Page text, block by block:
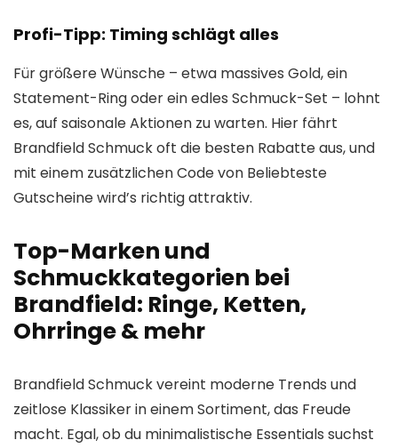
Profi-Tipp: Timing schlägt alles
Für größere Wünsche – etwa massives Gold, ein
Statement-Ring oder ein edles Schmuck-Set – lohnt
es, auf saisonale Aktionen zu warten. Hier fährt
Brandfield Schmuck oft die besten Rabatte aus, und
mit einem zusätzlichen Code von Beliebteste
Gutscheine wird’s richtig attraktiv.
Top-Marken und
Schmuckkategorien bei
Brandfield: Ringe, Ketten,
Ohrringe & mehr
Brandfield Schmuck vereint moderne Trends und
zeitlose Klassiker in einem Sortiment, das Freude
macht. Egal, ob du minimalistische Essentials suchst